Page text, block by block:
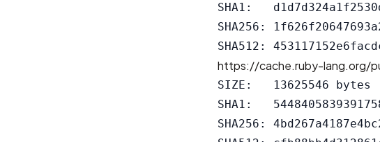
SHA1:
SHA256:
https://cache.ruby-lang.org/
SIZE:   13625546 bytes
SHA1:
SHA256: